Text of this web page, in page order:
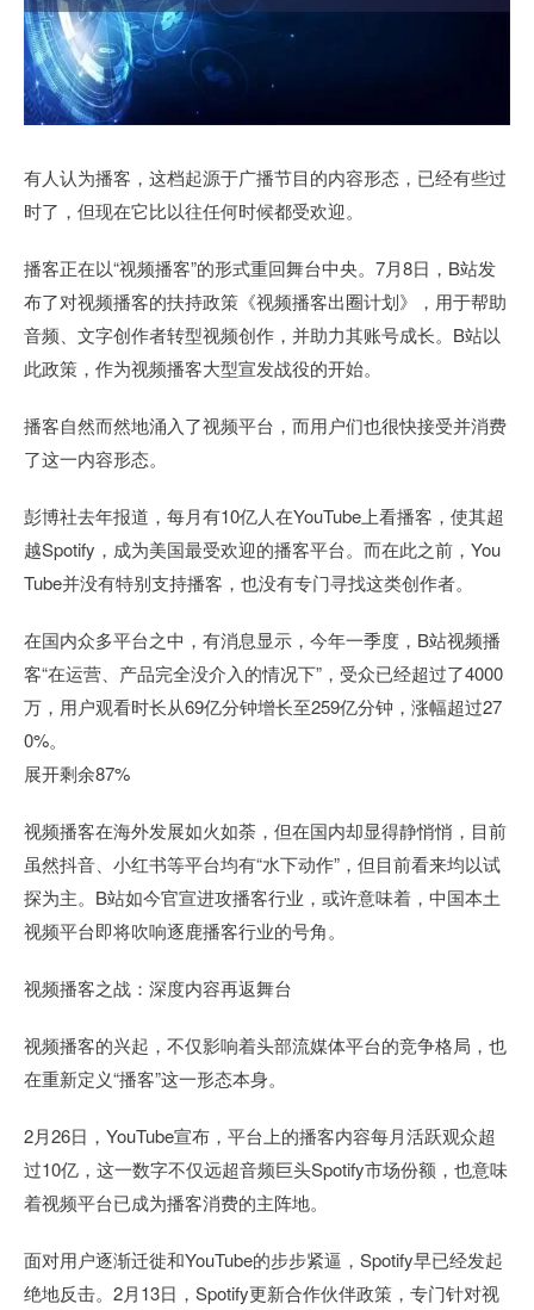
有人认为播客，这档起源于广播节目的内容形态，已经有些过
时了，但现在它比以往任何时候都受欢迎。
播客正在以“视频播客”的形式重回舞台中央。7月8日，B站发
布了对视频播客的扶持政策《视频播客出圈计划》，用于帮助
音频、文字创作者转型视频创作，并助力其账号成长。B站以
此政策，作为视频播客大型宣发战役的开始。
播客自然而然地涌入了视频平台，而用户们也很快接受并消费
了这一内容形态。
彭博社去年报道，每月有10亿人在YouTube上看播客，使其超
越Spotify，成为美国最受欢迎的播客平台。而在此之前，You
Tube并没有特别支持播客，也没有专门寻找这类创作者。
在国内众多平台之中，有消息显示，今年一季度，B站视频播
客“在运营、产品完全没介入的情况下”，受众已经超过了4000
万，用户观看时长从69亿分钟增长至259亿分钟，涨幅超过27
0%。
展开剩余87%
视频播客在海外发展如火如荼，但在国内却显得静悄悄，目前
虽然抖音、小红书等平台均有“水下动作”，但目前看来均以试
探为主。B站如今官宣进攻播客行业，或许意味着，中国本土
视频平台即将吹响逐鹿播客行业的号角。
视频播客之战：深度内容再返舞台
视频播客的兴起，不仅影响着头部流媒体平台的竞争格局，也
在重新定义“播客”这一形态本身。
2月26日，YouTube宣布，平台上的播客内容每月活跃观众超
过10亿，这一数字不仅远超音频巨头Spotify市场份额，也意味
着视频平台已成为播客消费的主阵地。
面对用户逐渐迁徙和YouTube的步步紧逼，Spotify早已经发起
绝地反击。2月13日，Spotify更新合作伙伴政策，专门针对视